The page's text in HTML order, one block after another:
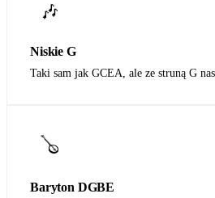
🎶
Niskie G
Taki sam jak GCEA, ale ze struną G
🪕
Baryton DGBE